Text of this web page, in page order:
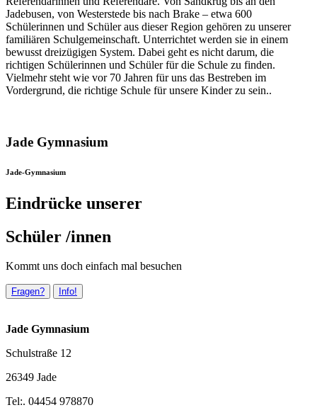
Jadebusen, von Westerstede bis nach Brake – etwa 600
Schülerinnen und Schüler aus dieser Region gehören zu unserer
familiären Schulgemeinschaft. Unterrichtet werden sie in einem
bewusst dreizügigen System. Dabei geht es nicht darum, die
richtigen Schülerinnen und Schüler für die Schule zu finden.
Vielmehr steht wie vor 70 Jahren für uns das Bestreben im
Vordergrund, die richtige Schule für unsere Kinder zu sein..
Jade Gymnasium
Jade-Gymnasium
Eindrücke unserer
Schüler /innen
Kommt uns doch einfach mal besuchen
Fragen? Info!
Jade Gymnasium
Schulstraße 12
26349 Jade
Tel:. 04454 978870